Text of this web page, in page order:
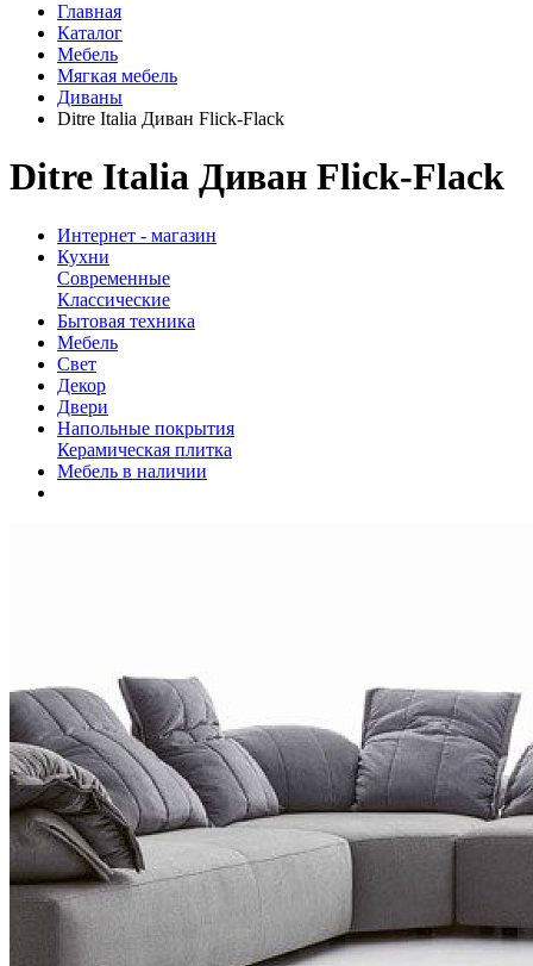
Главная
Каталог
Мебель
Мягкая мебель
Диваны
Ditre Italia Диван Flick-Flack
Ditre Italia Диван Flick-Flack
Интернет - магазин
Кухни
Современные
Классические
Бытовая техника
Мебель
Свет
Декор
Двери
Напольные покрытия
Керамическая плитка
Мебель в наличии